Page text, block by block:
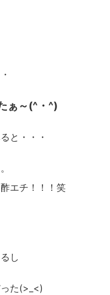
ぁ～(^・^)
と・・・
エチ！！！笑
し
た(>_<)